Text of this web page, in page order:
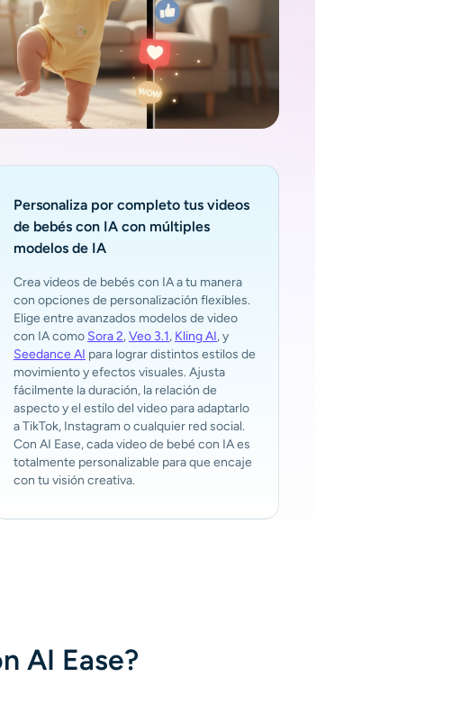
Personaliza por completo tus videos
de bebés con IA con múltiples
modelos de IA
Crea videos de bebés con IA a tu manera
con opciones de personalización flexibles.
Elige entre avanzados modelos de video
con IA como Sora 2,Veo 3.1, Kling AI, y
Seedance AI para lograr distintos estilos de
movimiento y efectos visuales. Ajusta
fácilmente la duración, la relación de
aspecto y el estilo del video para adaptarlo
a TikTok, Instagram o cualquier red social.
Con AI Ease, cada video de bebé con IA es
totalmente personalizable para que encaje
con tu visión creativa.
AI Ease?